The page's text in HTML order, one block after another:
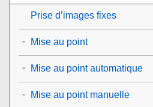
Prise d’images fixes
Mise au point
Mise au point automatique
Mise au point manuelle